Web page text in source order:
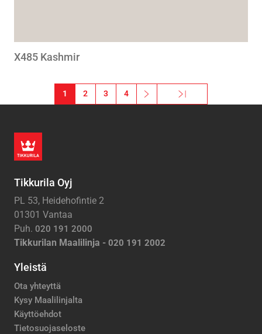
X485 Kashmir
1 2 3 4 ››
Seuraava sivu
Viimeinen »
Viimeinen sivu
Tikkurila Oyj
PL 53, Heidehofintie 2
01301 Vantaa
Puh. 020 191 2000
Tikkurilan Maalilinja - 020 191 2002
Yleistä
Ota yhteyttä
Kysy Maalilinjalta
Käyttöehdot
Tietosuojaseloste